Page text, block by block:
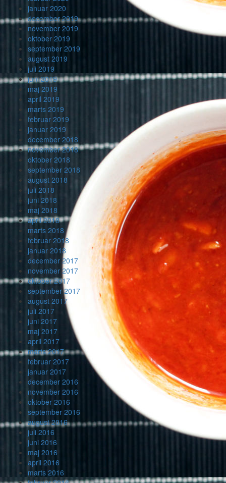
januar 2020
december 2019
november 2019
oktober 2019
september 2019
august 2019
juli 2019
juni 2019
maj 2019
april 2019
marts 2019
februar 2019
januar 2019
december 2018
november 2018
oktober 2018
september 2018
august 2018
juli 2018
juni 2018
maj 2018
april 2018
marts 2018
februar 2018
januar 2018
december 2017
november 2017
oktober 2017
september 2017
august 2017
juli 2017
juni 2017
maj 2017
april 2017
marts 2017
februar 2017
januar 2017
december 2016
november 2016
oktober 2016
september 2016
august 2016
juli 2016
juni 2016
maj 2016
april 2016
marts 2016